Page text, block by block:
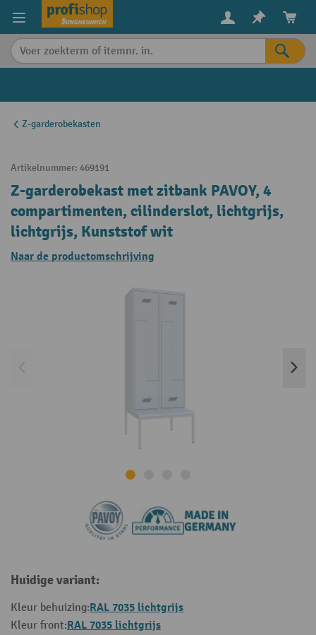
content
Z-garderobekasten
Artikelnummer: 469191
Z-garderobekast met zitbank PAVOY, 4
compartimenten, cilinderslot, lichtgrijs,
lichtgrijs, Kunststof wit
Naar de productomschrijving
Huidige variant:
Kleur behuizing:RAL 7035 lichtgrijs
Kleur front:RAL 7035 lichtgrijs